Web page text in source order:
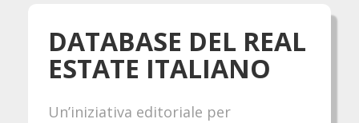
DATABASE DEL REAL
ESTATE ITALIANO
Un’iniziativa editoriale per